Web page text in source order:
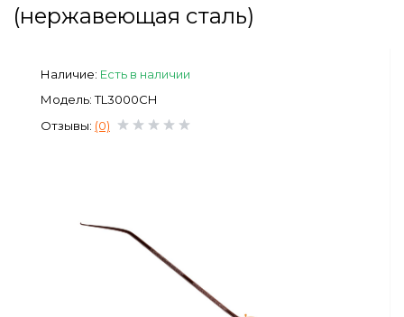
Животноводство
Энергопитание
(нержавеющая сталь)
Наличие: Есть в наличии
Модель: TL3000CH
Отзывы: (0)